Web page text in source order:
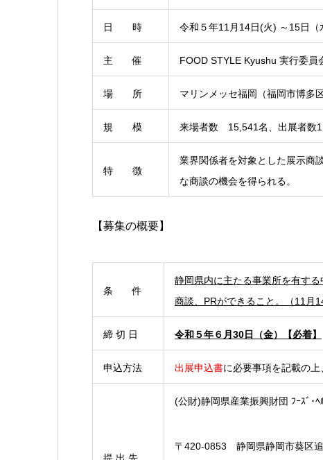
日 時 令和５年11月14日(火) ～15日
主 催 FOOD STYLE Kyushu 実行委員
場 所 マリンメッセ福岡（福岡市博多
規 模 来場者数 15,541名、出展者数
特 徴
業界関係者を対象とした展示商
な商談の機会を得られる。
【募集の概要】
条 件
静岡県内に主たる事業所を有す
商談、PRができること。（11月
締 切 日 令和５年６月30日 （金） 【必着】
申込方法 出展申込書に必要事項を記載の上
(公財)静岡県産業振興財団 ﾌｰｽﾞ･
〒420‐0853 静岡県静岡市葵区